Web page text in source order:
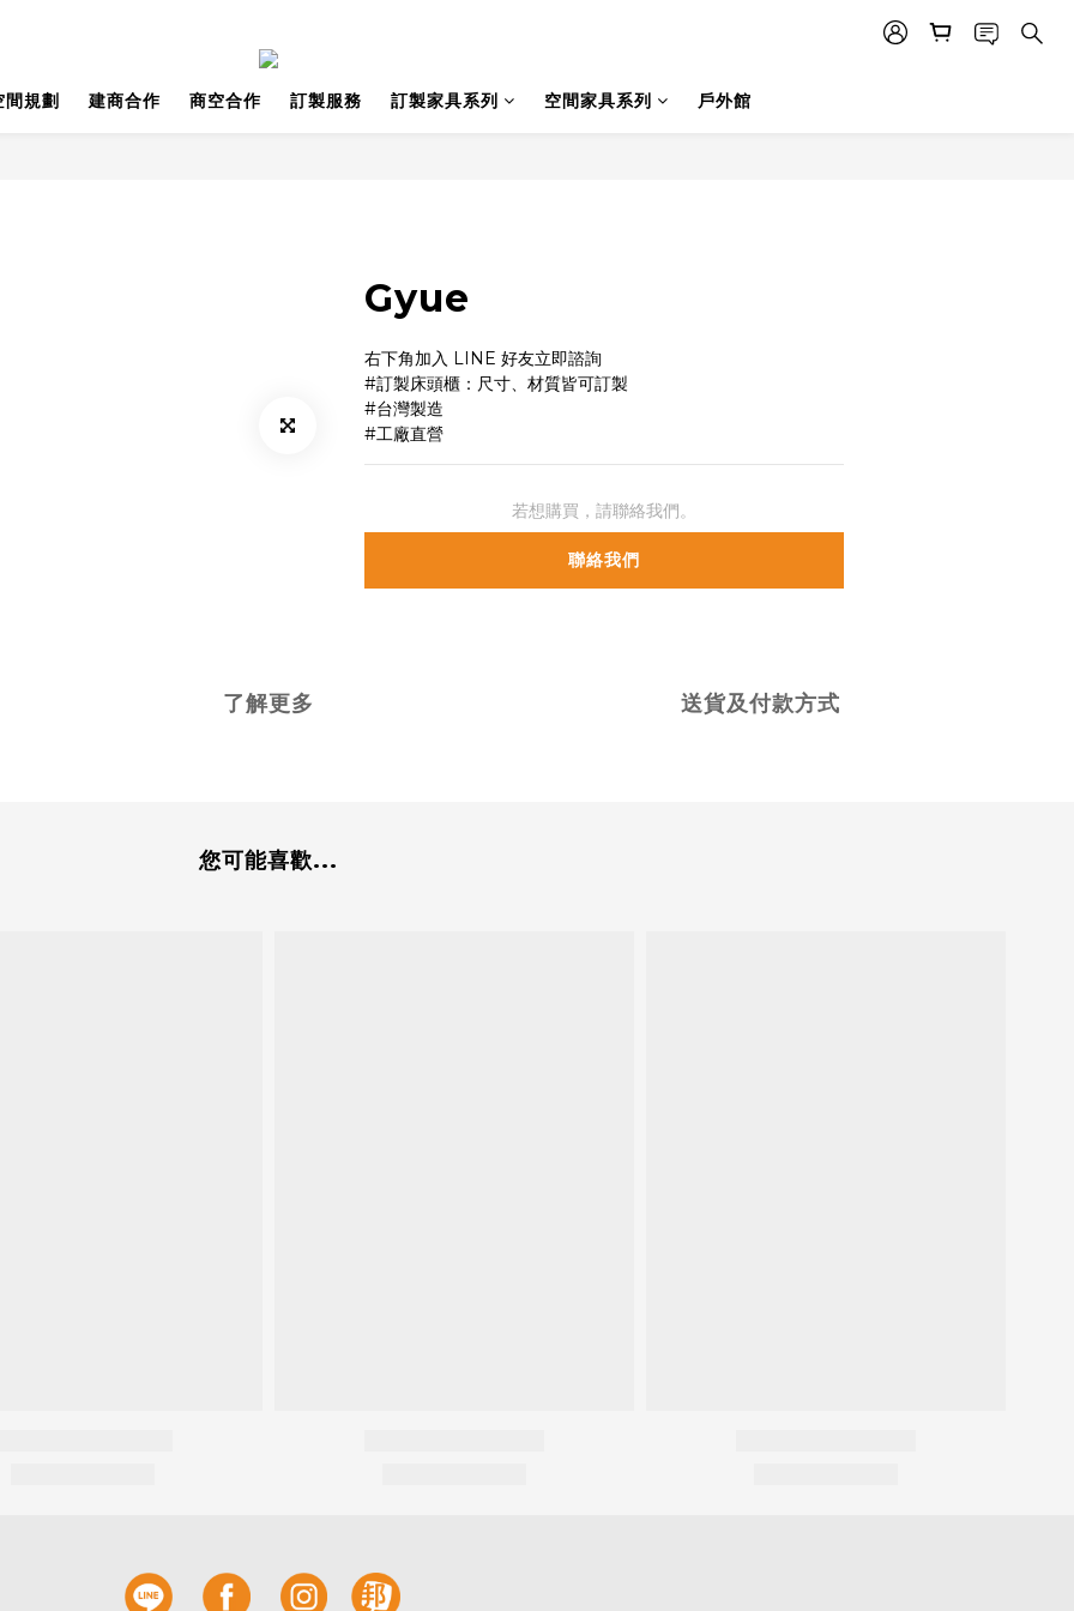
間規劃 建商合作 商空合作 訂製服務 訂製家具系列 空間家具系列 戶外館
Gyue
右下角加入 LINE 好友立即諮詢
#訂製床頭櫃：尺寸、材質皆可訂製
#台灣製造
#工廠直營
若想購買，請聯絡我們。
聯絡我們
了解更多 送貨及付款方式
您可能喜歡...